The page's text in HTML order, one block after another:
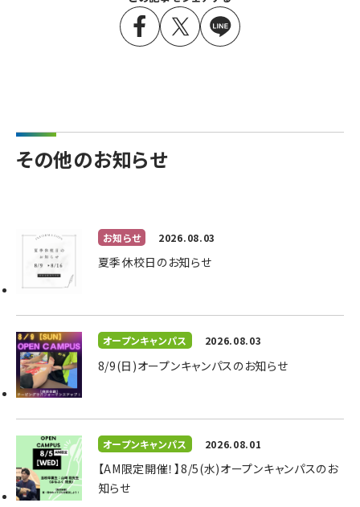
その他のお知らせ
お知らせ 2026.08.03
夏季休校日のお知らせ
オープンキャンパス 2026.08.03
8/9(日)オープンキャンパスのお知らせ
オープンキャンパス 2026.08.01
【AM限定開催！】8/5(水)オープンキャンパスのお
知らせ